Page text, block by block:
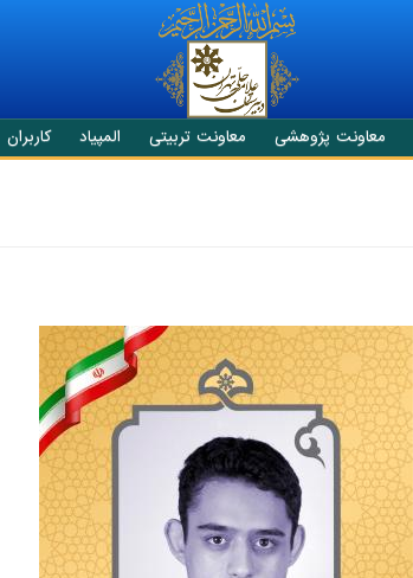
معاونت پژوهشی معاونت تربیتی المپیاد کاربران